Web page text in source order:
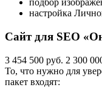
подбор
настройка
Сайт для SEO
3 454 500 руб. 2 300
То, что нужно для
пакет входят: